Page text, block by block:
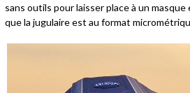
sans outils pour laisser place à un
que la jugulaire est au format